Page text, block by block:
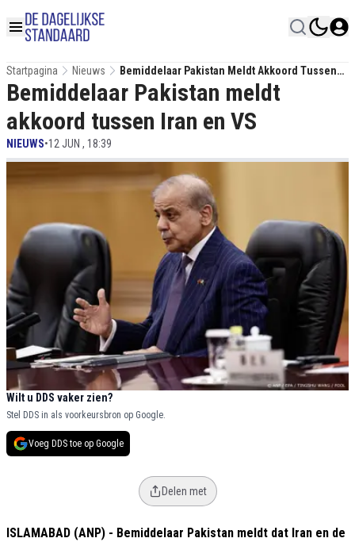
Startpagina Nieuws
Bemiddelaar Pakistan Meldt Akkoord Tussen
Iran En VS
Bemiddelaar Pakistan meldt
akkoord tussen Iran en VS
NIEUWS•12 JUN , 18:39
Wilt u DDS vaker zien?
Stel DDS in als voorkeursbron op Google.
Voeg DDS toe op Google
Delen met
ISLAMABAD (ANP) - Bemiddelaar Pakistan meldt dat Iran en de